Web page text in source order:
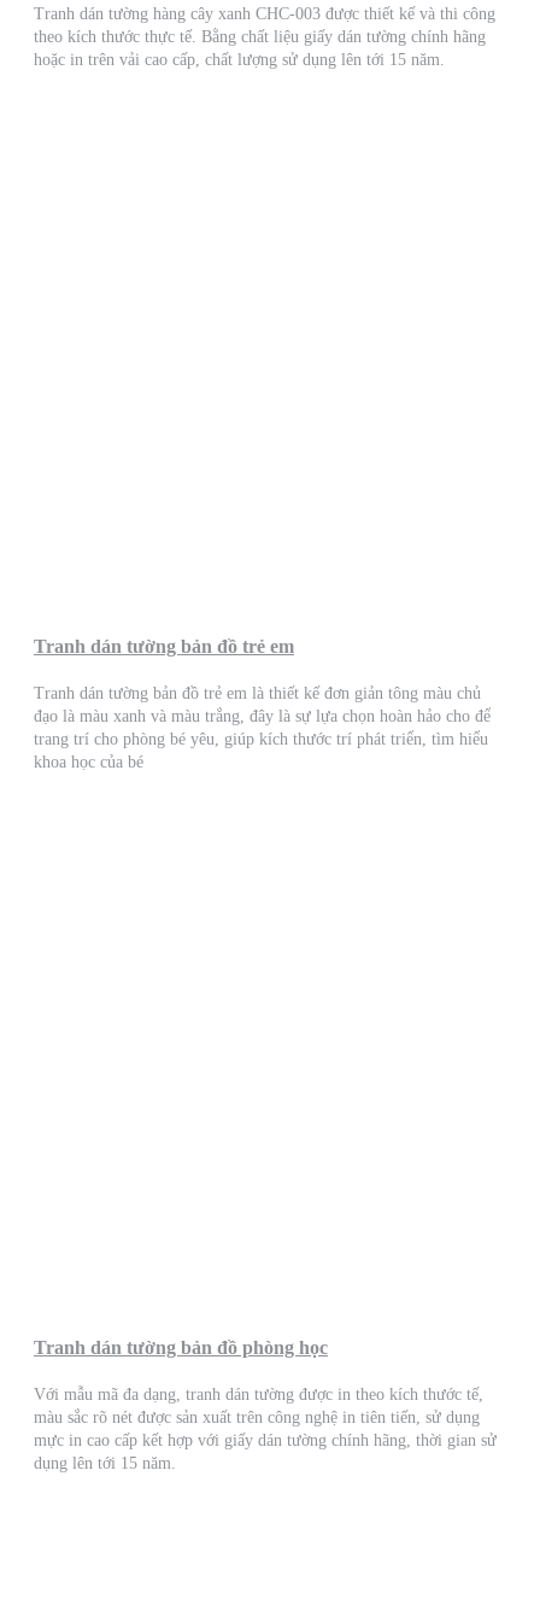
Tranh dán tường hàng cây xanh CHC-003 được thiết kế và thi công
theo kích thước thực tế. Bằng chất liệu giấy dán tường chính hãng
hoặc in trên vải cao cấp, chất lượng sử dụng lên tới 15 năm.
Tranh dán tường bản đồ trẻ em
Tranh dán tường bản đồ trẻ em là thiết kế đơn giản tông màu chủ
đạo là màu xanh và màu trắng, đây là sự lựa chọn hoàn hảo cho để
trang trí cho phòng bé yêu, giúp kích thước trí phát triển, tìm hiểu
khoa học của bé
Tranh dán tường bản đồ phòng học
Với mẫu mã đa dạng, tranh dán tường được in theo kích thước tế,
màu sắc rõ nét được sản xuất trên công nghệ in tiên tiến, sử dụng
mực in cao cấp kết hợp với giấy dán tường chính hãng, thời gian sử
dụng lên tới 15 năm.